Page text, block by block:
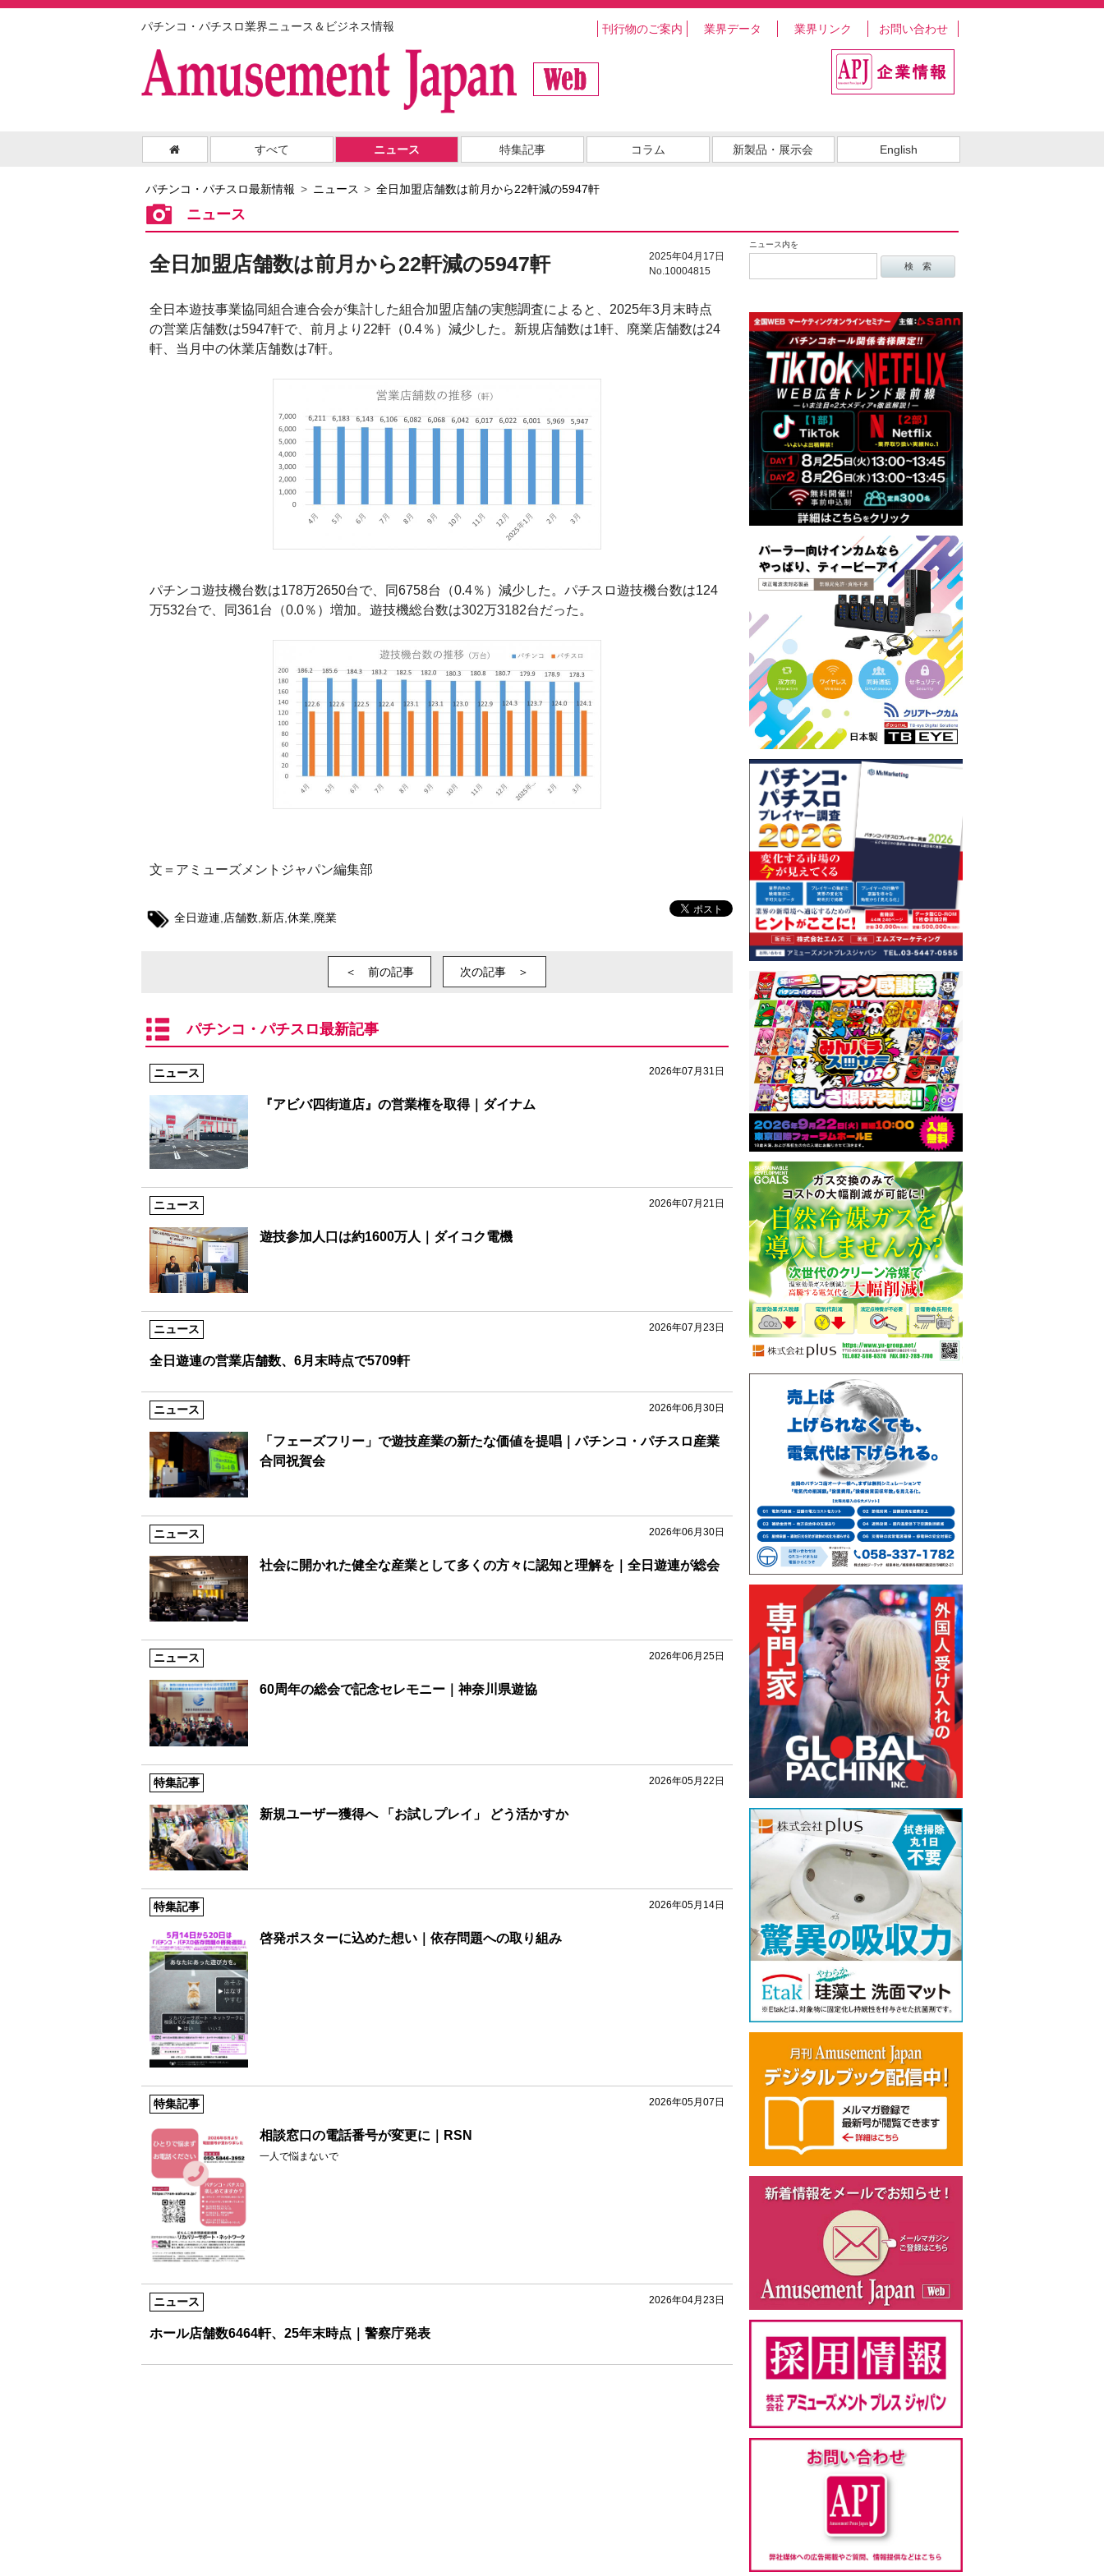
パチンコ・パチスロ業界ニュース＆ビジネス情報 刊行物のご案内 業界データ 業界リンク お問い合わせ
すべて ニュース 特集記事 コラム 新製品・展示会 English
パチンコ・パチスロ最新情報 ニュース 全日加盟店舗数は前月から22軒減の5947軒
ニュース
ニュース内を
2025年04月17日
No.10004815
全日加盟店舗数は前月から22軒減の5947軒
全日本遊技事業協同組合連合会が集計した組合加盟店舗の実態調査によると、2025年3月末時点
の営業店舗数は5947軒で、前月より22軒（0.4％）減少した。新規店舗数は1軒、廃業店舗数は24
軒、当月中の休業店舗数は7軒。
パチンコ遊技機台数は178万2650台で、同6758台（0.4％）減少した。パチスロ遊技機台数は124
万532台で、同361台（0.0％）増加。遊技機総台数は302万3182台だった。
文＝アミューズメントジャパン編集部
全日遊連,店舗数,新店,休業,廃業
＜ 前の記事 次の記事 ＞
パチンコ・パチスロ最新記事
2026年07月31日
ニュース
『アビバ四街道店』の営業権を取得｜ダイナム
2026年07月21日
ニュース
遊技参加人口は約1600万人｜ダイコク電機
2026年07月23日
ニュース
全日遊連の営業店舗数、6月末時点で5709軒
2026年06月30日
ニュース
「フェーズフリー」で遊技産業の新たな価値を提唱｜パチンコ・パチスロ産業
合同祝賀会
2026年06月30日
ニュース
社会に開かれた健全な産業として多くの方々に認知と理解を｜全日遊連が総会
2026年06月25日
ニュース
60周年の総会で記念セレモニー｜神奈川県遊協
2026年05月22日
特集記事
新規ユーザー獲得へ 「お試しプレイ」 どう活かすか
2026年05月14日
特集記事
啓発ポスターに込めた想い｜依存問題への取り組み
2026年05月07日
特集記事
相談窓口の電話番号が変更に｜RSN
一人で悩まないで
2026年04月23日
ニュース
ホール店舗数6464軒、25年末時点｜警察庁発表